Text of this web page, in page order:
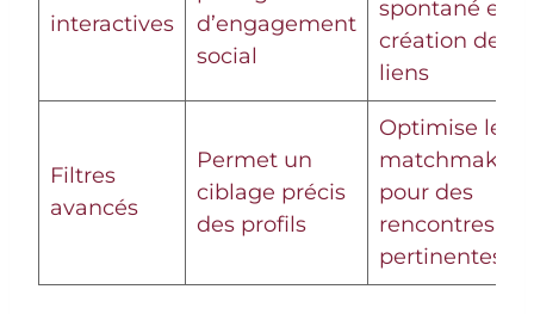
interactives
d’engagement
social
spontané et la
création de
liens
Filtres
avancés
Permet un
ciblage précis
des profils
Optimise le
matchmaking
pour des
rencontres
pertinentes